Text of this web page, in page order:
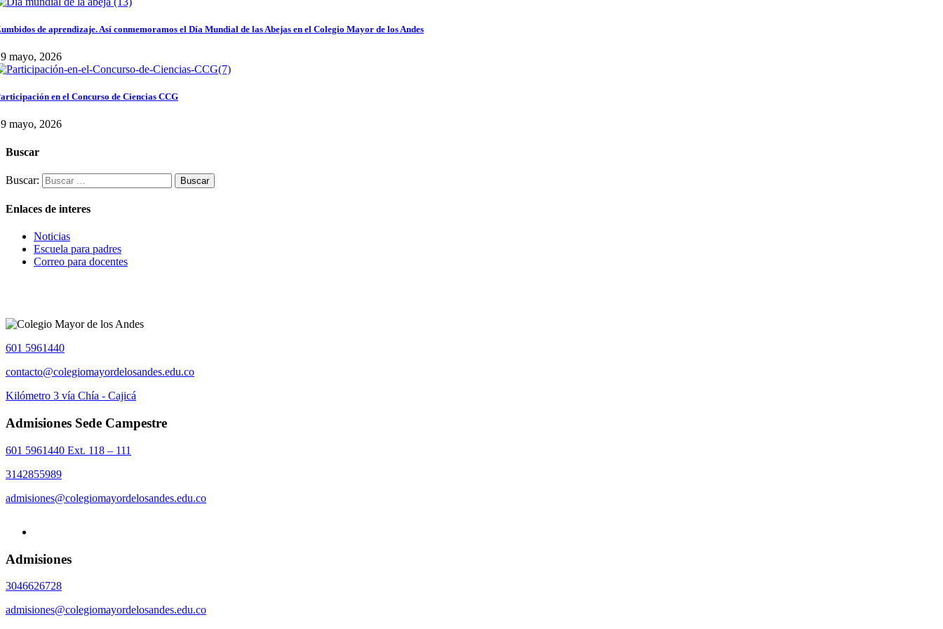
de aprendizaje. Así conmemoramos el Día Mundial de las Abejas en el Colegio Mayor de los Andes
mayo, 2026
en el Concurso de Ciencias CCG
mayo, 2026
Buscar
Buscar:
Enlaces de interes
Noticias
Escuela para padres
Correo para docentes
601 5961440
contacto@colegiomayordelosandes.edu.co
Kilómetro 3 vía Chía - Cajicá
Admisiones Sede Campestre
601 5961440 Ext. 118 – 111
3142855989
admisiones@colegiomayordelosandes.edu.co
Admisiones
3046626728
admisiones@colegiomayordelosandes.edu.co